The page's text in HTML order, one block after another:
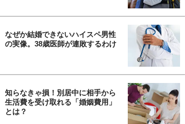
なぜか結婚できないハイスペ男性
の実像。38歳医師が連敗するわけ
知らなきゃ損！別居中に相手から
生活費を受け取れる「婚姻費用」
とは？